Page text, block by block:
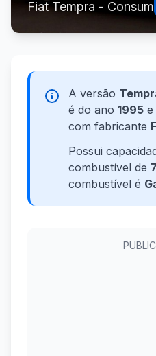
Fiat Tempra -
A versão
é do ano 1995 e
com fabricante
Possui
combustível de
combustível é